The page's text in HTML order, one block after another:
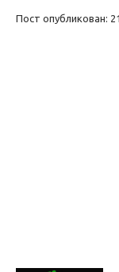
Пост опубликован: